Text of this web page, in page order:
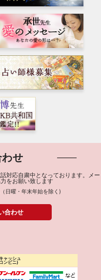
せ
対応自粛中となっております。メー
をお願い致します
日曜・年末年始を除く)
合わせ
ャッシュ
ンビニ)